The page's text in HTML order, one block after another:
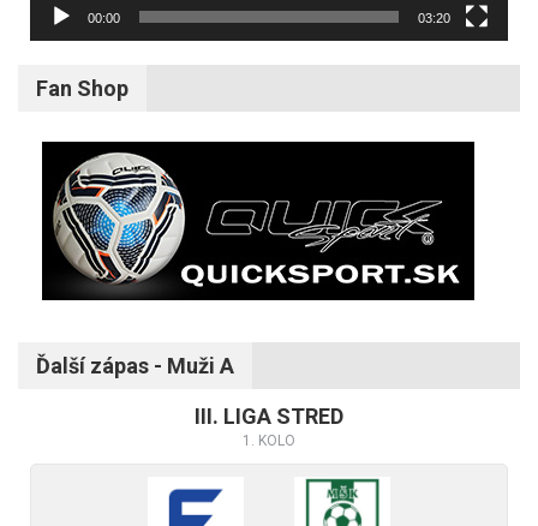
00:00 03:20
Fan Shop
Ďalší zápas - Muži A
III. LIGA STRED
1. KOLO